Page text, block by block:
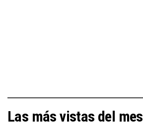
Las más vistas del mes